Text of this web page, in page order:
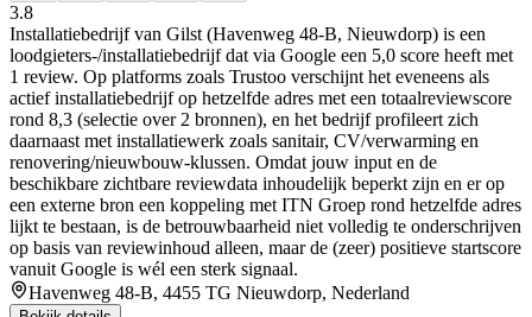
3.8
Installatiebedrijf van Gilst (Havenweg 48-B, Nieuwdorp) is een
loodgieters-/installatiebedrijf dat via Google een 5,0 score heeft met
1 review. Op platforms zoals Trustoo verschijnt het eveneens als
actief installatiebedrijf op hetzelfde adres met een totaalreviewscore
rond 8,3 (selectie over 2 bronnen), en het bedrijf profileert zich
daarnaast met installatiewerk zoals sanitair, CV/verwarming en
renovering/nieuwbouw-klussen. Omdat jouw input en de
beschikbare zichtbare reviewdata inhoudelijk beperkt zijn en er op
een externe bron een koppeling met ITN Groep rond hetzelfde adres
lijkt te bestaan, is de betrouwbaarheid niet volledig te onderschrijven
op basis van reviewinhoud alleen, maar de (zeer) positieve startscore
vanuit Google is wél een sterk signaal.
Havenweg 48-B, 4455 TG Nieuwdorp, Nederland